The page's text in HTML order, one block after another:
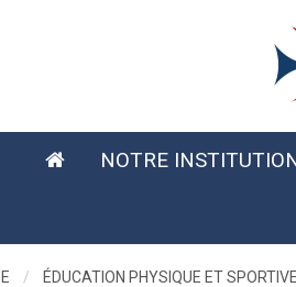
NOTRE
CURRENT:
ÉDUCATION PHYSIQUE ET